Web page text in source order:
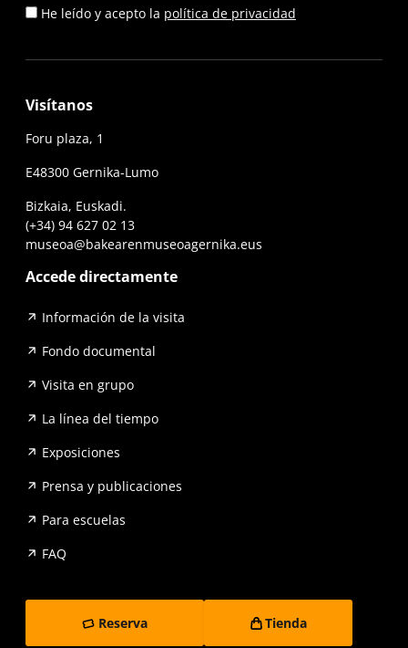
He leído y acepto la política de privacidad
Visítanos
Foru plaza, 1
E48300 Gernika-Lumo
Bizkaia, Euskadi.
(+34) 94 627 02 13
museoa@bakearenmuseoagernika.eus
Accede directamente
Información de la visita
Fondo documental
Visita en grupo
La línea del tiempo
Exposiciones
Prensa y publicaciones
Para escuelas
FAQ
Reserva Tienda